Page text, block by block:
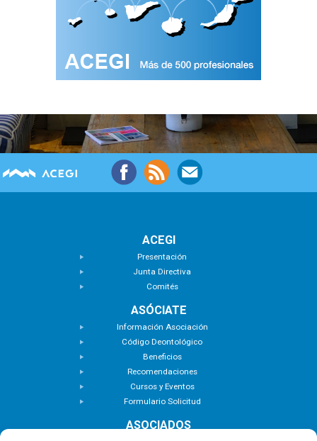
ACEGI
Presentación
Junta Directiva
Comités
ASÓCIATE
Información Asociación
Código Deontológico
Beneficios
Recomendaciones
Cursos y Eventos
Formulario Solicitud
ASOCIADOS